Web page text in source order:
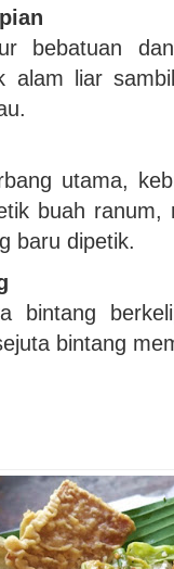
bebatuan
alam liar
utama,
buah ranum,
baru dipetik.
bintang
bintang